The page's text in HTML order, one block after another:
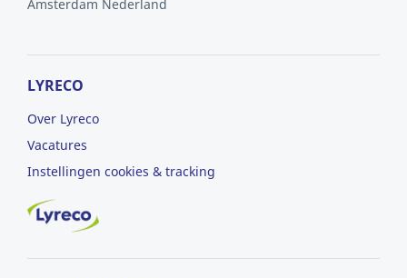
Amsterdam Nederland
LYRECO
Over Lyreco
Vacatures
Instellingen cookies & tracking